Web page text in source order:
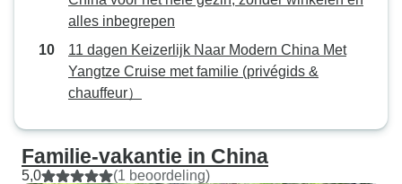
alles inbegrepen
11 dagen Keizerlijk Naar Modern China Met
Yangtze Cruise met familie (privégids &
chauffeur）
Familie-vakantie in China
5,0 (1 beoordeling)